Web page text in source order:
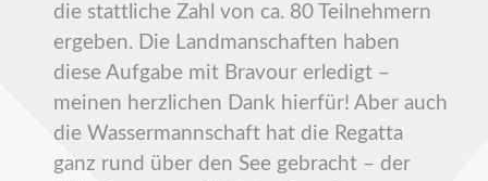
die stattliche Zahl von ca. 80 Teilnehmern
ergeben. Die Landmanschaften haben
diese Aufgabe mit Bravour erledigt –
meinen herzlichen Dank hierfür! Aber auch
die Wassermannschaft hat die Regatta
ganz rund über den See gebracht – der